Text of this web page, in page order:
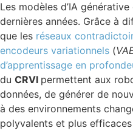
Les modèles d’IA
dernières années. Grâce à
que les réseaux
encodeurs variationnels (
d’apprentissage en
du CRVI permettent aux
données, de générer de
à des environnements
polyvalents et plus